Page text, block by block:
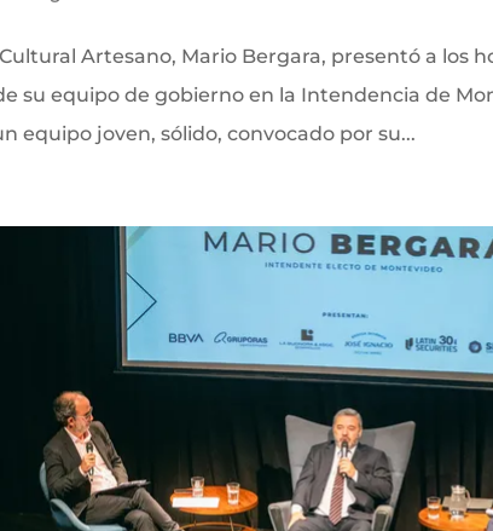
Artesano, Mario Bergara, presentó a los
su equipo de gobierno en la Intendencia de
equipo joven, sólido, convocado por su...